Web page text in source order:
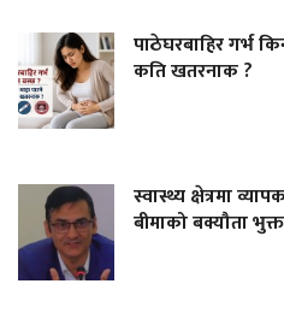
पाठेघरबाहिर गर्भ
कति खतरनाक ?
स्वास्थ्य क्षेत्रमा
बीमाको बक्यौता